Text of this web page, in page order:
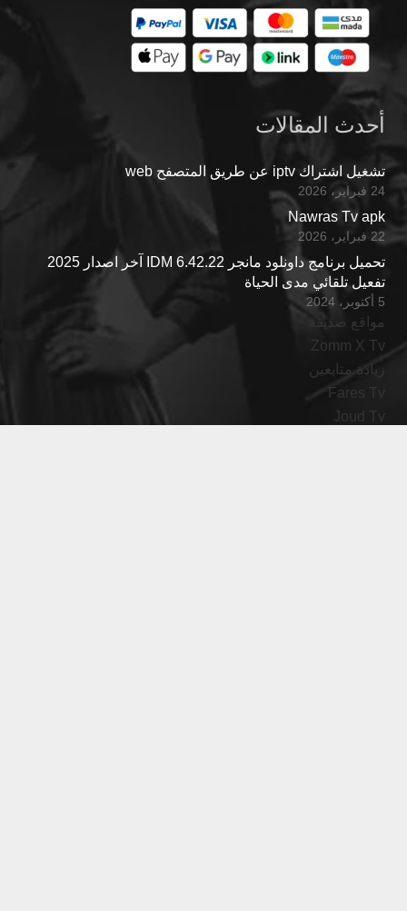
أحدث المقالات
تشغيل اشتراك iptv عن طريق المتصفح web
24 فبراير، 2026
Nawras Tv apk
22 فبراير، 2026
تحميل برنامج داونلود مانجر IDM 6.42.22 آخر اصدار 2025
تفعيل تلقائي مدى الحياة
5 أكتوبر، 2024
مواقع صديقة
Zomm X Tv
زيادة متابعين
Fares Tv
Joud Tv